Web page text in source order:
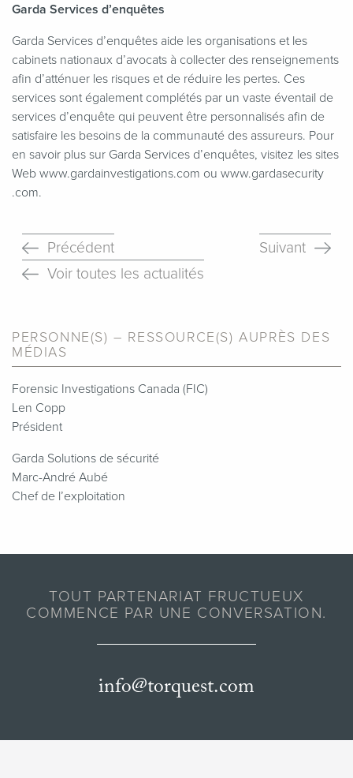
Garda Services d’enquêtes
Garda Services d’enquêtes aide les organisations et les
cabinets nationaux d’avocats à collecter des renseignements
afin d’atténuer les risques et de réduire les pertes. Ces
services sont également complétés par un vaste éventail de
services d’enquête qui peuvent être personnalisés afin de
satisfaire les besoins de la communauté des assureurs. Pour
en savoir plus sur Garda Services d’enquêtes, visitez les sites
Web www​.gar​dain​ves​ti​ga​tions​.com ou www​.gar​dase​cu​ri​ty​
.com.
Précédent
Suivant
Voir toutes les actualités
PERSONNE(S) – RESSOURCE(S) AUPRÈS DES
MÉDIAS
Forensic Investigations Canada (FIC)
Len Copp
Président
Garda Solutions de sécurité
Marc-André Aubé
Chef de l’exploitation
TOUT PARTENARIAT FRUCTUEUX
COMMENCE PAR UNE CONVERSATION.
info@torquest.com